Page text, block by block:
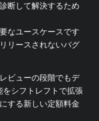
断して解決するため
なユースケースです
リースされないバグ
ビューの段階でもデ
をシフトレフトで拡張
する新しい定額料金